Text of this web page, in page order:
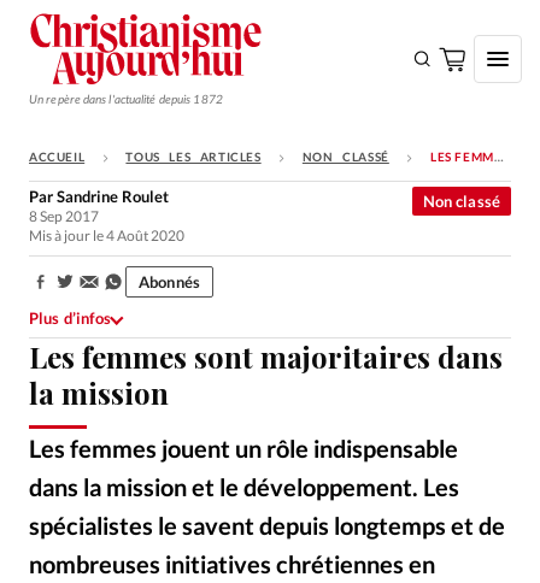
Un repère dans l'actualité depuis 1872
S'ABONNER
Monde
Opinions
Tous les articles
Faire un don
Emploi
Se connecter
Édition: Internationale
ACCUEIL TOUS LES ARTICLES NON CLASSÉ LES FEMMES SONT MAJORITAIRES DANS LA MISSION
Les femmes sont majoritaires dans
la mission
Les femmes jouent un rôle indispensable
dans la mission et le développement. Les
spécialistes le savent depuis longtemps et de
nombreuses initiatives chrétiennes en
Non classé
ParSandrine Roulet
8 Sep 2017
Mis à jour le 4 Août 2020
Partager:
Abonnés
Plus d’infos